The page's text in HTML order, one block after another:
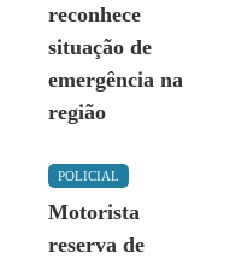
reconhece
situação de
emergência na
região
POLICIAL
Motorista
reserva de